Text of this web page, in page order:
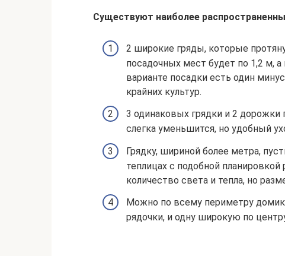
Существуют наиболее
2 широкие гряды, которые
посадочных мест будет по 1,2 м,
варианте посадки есть один
крайних культур.
3 одинаковых грядки и 2 дорожки
слегка уменьшится, но удобный
Грядку, шириной более метра,
теплицах с подобной
количество света и тепла, но
Можно по всему периметру
рядочки, и одну широкую по